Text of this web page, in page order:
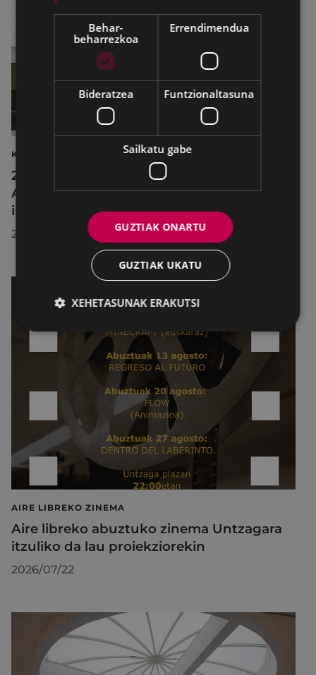
KULTURA
2026ko Delta Cultura Saria jaso du
Armagintzaren Museoak, izandako
ibilbideagatik
2026/07/23
AIRE LIBREKO ZINEMA
Aire libreko abuztuko zinema Untzagara
itzuliko da lau proiekziorekin
2026/07/22
Behar-
beharrezkoa
Errendimendua
Bideratzea Funtzionaltasuna
Sailkatu gabe
GUZTIAK ONARTU
GUZTIAK UKATU
XEHETASUNAK ERAKUTSI